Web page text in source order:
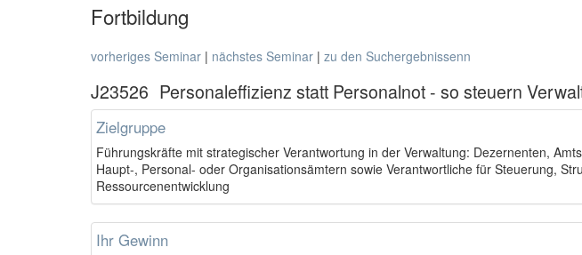
Fortbildung
vorheriges Seminar | nächstes Seminar | zu den Suchergebnissenn
J23526 Personaleffizienz statt Personalnot - so steuern
Zielgruppe
Führungskräfte mit strategischer Verantwortung in der Verwaltung: Dezernenten,
Haupt-, Personal- oder Organisationsämtern sowie Verantwortliche für Steuerung,
Ressourcenentwicklung
Ihr Gewinn